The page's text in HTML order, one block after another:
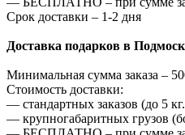
Срок доставки – 1-2 дня
Доставка подарков в
Минимальная сумма заказа –
Стоимость доставки:
— стандартных заказов (до 5
— крупногабаритных грузов